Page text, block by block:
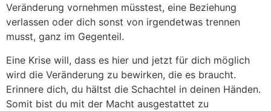
Veränderung vornehmen müsstest, eine Beziehung
verlassen oder dich sonst von irgendetwas trennen
musst, ganz im Gegenteil.
Eine Krise will, dass es hier und jetzt für dich möglich
wird die Veränderung zu bewirken, die es braucht.
Erinnere dich, du hältst die Schachtel in deinen Händen.
Somit bist du mit der Macht ausgestattet zu